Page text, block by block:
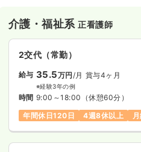
常症まで幅広い疾患の患者様がいら
できる限り長く安心して、苦痛な
せるように支援をしてきました。
介護・福祉系正看護師
2交代（常勤）
給与 35.5万円/月 賞与4ヶ月
※経験3年の例
時間 9:00～18:00 （休憩60分）
年間休日120日
4週8休以上